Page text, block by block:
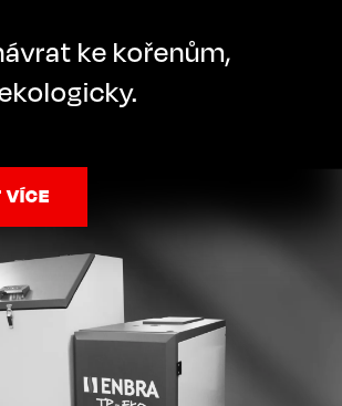
ke kořenům,
VÍCE